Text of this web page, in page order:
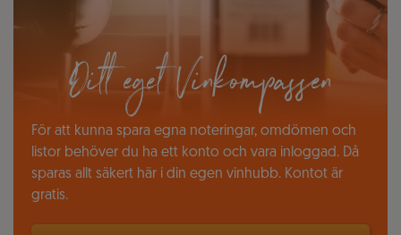
Ditt eget Vinkompassen
För att kunna spara egna noteringar, omdömen och
listor behöver du ha ett konto och vara inloggad. Då
sparas allt säkert här i din egen vinhubb. Kontot är
gratis.